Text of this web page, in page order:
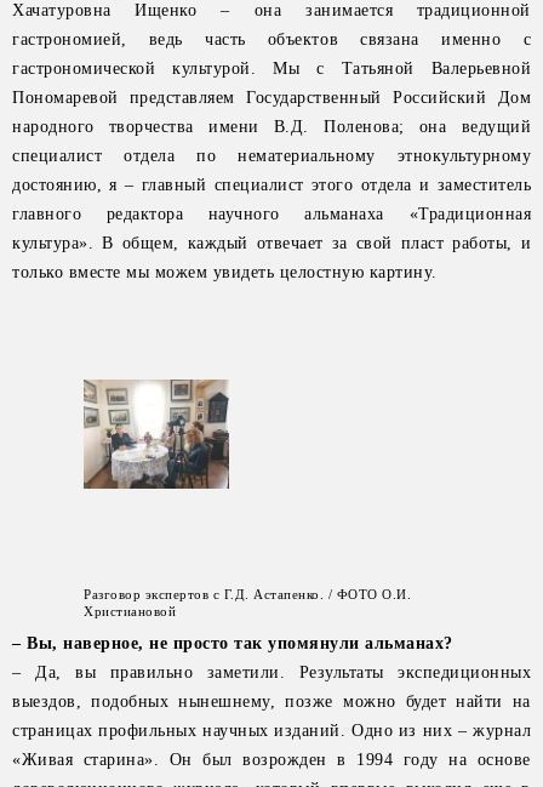
Хачатуровна Ищенко – она занимается традиционной
гастрономией, ведь часть объектов связана именно с
гастрономической культурой. Мы с Татьяной Валерьевной
Пономаревой представляем Государственный Российский Дом
народного творчества имени В.Д. Поленова; она ведущий
специалист отдела по нематериальному этнокультурному
достоянию, я – главный специалист этого отдела и заместитель
главного редактора научного альманаха «Традиционная
культура». В общем, каждый отвечает за свой пласт работы, и
только вместе мы можем увидеть целостную картину.
Разговор экспертов с Г.Д. Астапенко. / ФОТО О.И.
Христиановой
– Вы, наверное, не просто так упомянули альманах?
– Да, вы правильно заметили. Результаты экспедиционных
выездов, подобных нынешнему, позже можно будет найти на
страницах профильных научных изданий. Одно из них – журнал
«Живая старина». Он был возрожден в 1994 году на основе